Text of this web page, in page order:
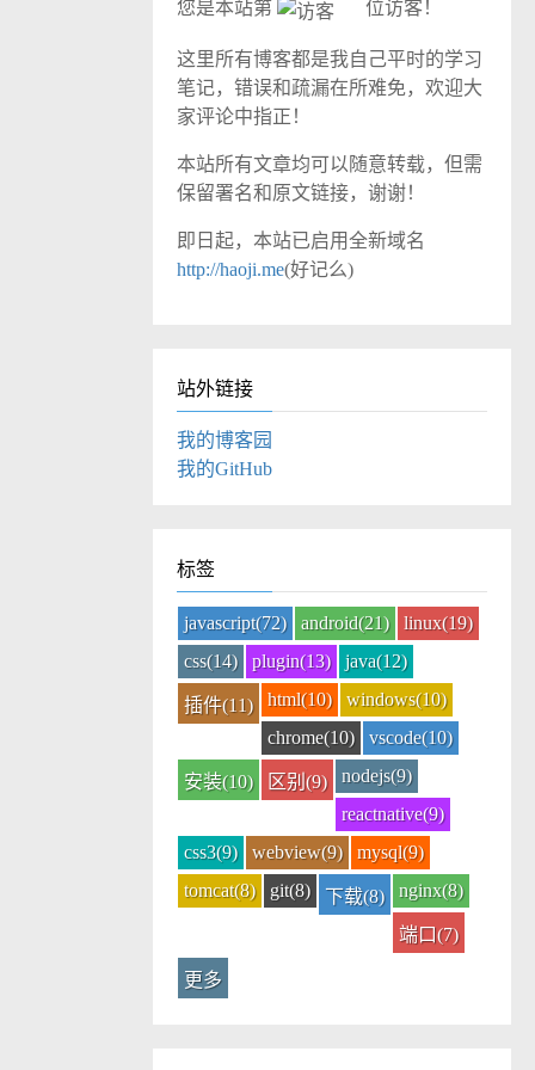
您是本站第 位访客！
这里所有博客都是我自己平时的学习
笔记，错误和疏漏在所难免，欢迎大
家评论中指正！
本站所有文章均可以随意转载，但需
保留署名和原文链接，谢谢！
即日起，本站已启用全新域名
http://haoji.me(好记么)
站外链接
我的博客园
我的GitHub
标签
javascript(72) android(21)
linux(19)
css(14)
plugin(13) java(12)
插件(11) html(10)
windows(10)
chrome(10)
vscode(10)
安装(10) 区别(9)
nodejs(9)
reactnative(9)
css3(9)
webview(9)
mysql(9)
tomcat(8)
git(8) 下载(8) nginx(8)
端口(7)
更多